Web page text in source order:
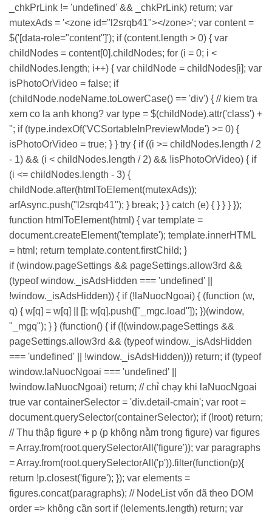
_chkPrLink != 'undefined' && _chkPrLink) return; var
mutexAds = '<zone id="l2srqb41"></zone>'; var content =
$('[data-role="content"]'); if (content.length > 0) { var
childNodes = content[0].childNodes; for (i = 0; i <
childNodes.length; i++) { var childNode = childNodes[i]; var
isPhotoOrVideo = false; if
(childNode.nodeName.toLowerCase() == 'div') { // kiem tra
xem co la anh khong? var type = $(childNode).attr('class') +
''; if (type.indexOf('VCSortableInPreviewMode') >= 0) {
isPhotoOrVideo = true; } } try { if ((i >= childNodes.length / 2
- 1) && (i < childNodes.length / 2) && !isPhotoOrVideo) { if
(i <= childNodes.length - 3) {
childNode.after(htmlToElement(mutexAds));
arfAsync.push("l2srqb41"); } break; } } catch (e) { } } } });
function htmlToElement(html) { var template =
document.createElement('template'); template.innerHTML
= html; return template.content.firstChild; }
if (window.pageSettings && pageSettings.allow3rd &&
(typeof window._isAdsHidden === 'undefined' ||
!window._isAdsHidden)) { if (!laNuocNgoai) { (function (w,
q) { w[q] = w[q] || []; w[q].push(["_mgc.load"]); })(window,
"_mgq"); } } (function() { if (!(window.pageSettings &&
pageSettings.allow3rd && (typeof window._isAdsHidden
=== 'undefined' || !window._isAdsHidden))) return; if (typeof
window.laNuocNgoai === 'undefined' ||
!window.laNuocNgoai) return; // chỉ chạy khi laNuocNgoai
true var containerSelector = 'div.detail-cmain'; var root =
document.querySelector(containerSelector); if (!root) return;
// Thu thập figure + p (p không nằm trong figure) var figures
= Array.from(root.querySelectorAll('figure')); var paragraphs
= Array.from(root.querySelectorAll('p')).filter(function(p){
return !p.closest('figure'); }); var elements =
figures.concat(paragraphs); // NodeList vốn đã theo DOM
order => không cần sort if (!elements.length) return; var